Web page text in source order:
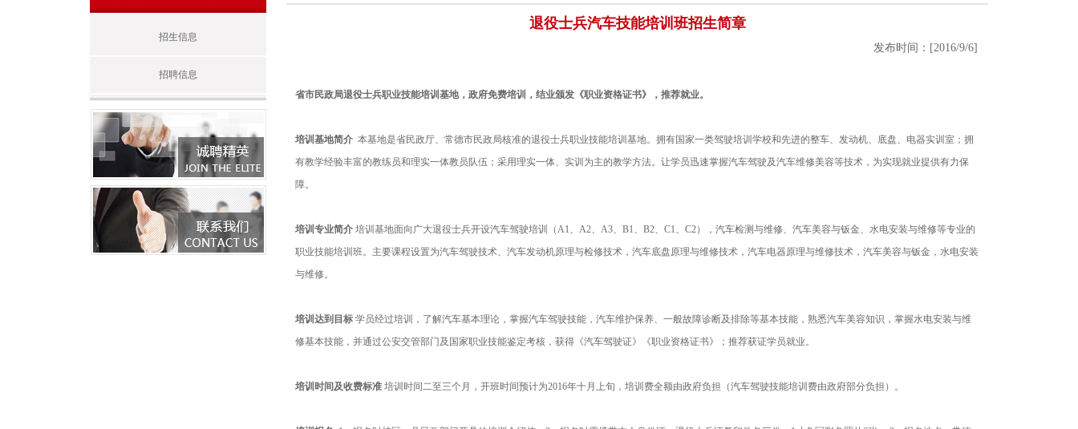
招生信息
招聘信息
退役士兵汽车技能培训班招生简章
发布时间：[2016/9/6]
省市民政局退役士兵职业技能培训基地，政府免费培训，结业颁发《职业资格证书》，推荐就业。
培训基地简介本基地是省民政厅、常德市民政局核准的退役士兵职业技能培训基地。拥有国家一类驾驶培训学校和先进的整车、发动机、底盘、电器实训室；拥
有教学经验丰富的教练员和理实一体教员队伍；采用理实一体、实训为主的教学方法。让学员迅速掌握汽车驾驶及汽车维修美容等技术，为实现就业提供有力保
障。
培训专业简介培训基地面向广大退役士兵开设汽车驾驶培训（A1、A2、A3、B1、B2、C1、C2），汽车检测与维修、汽车美容与钣金、水电安装与维修等专业的
职业技能培训班。主要课程设置为汽车驾驶技术、汽车发动机原理与检修技术，汽车底盘原理与维修技术，汽车电器原理与维修技术，汽车美容与钣金，水电安装
与维修。
培训达到目标学员经过培训，了解汽车基本理论，掌握汽车驾驶技能，汽车维护保养、一般故障诊断及排除等基本技能，熟悉汽车美容知识，掌握水电安装与维
修基本技能，并通过公安交管部门及国家职业技能鉴定考核，获得《汽车驾驶证》《职业资格证书》；推荐获证学员就业。
培训时间及收费标准培训时间二至三个月，开班时间预计为2016年十月上旬，培训费全额由政府负担（汽车驾驶技能培训费由政府部分负担）。